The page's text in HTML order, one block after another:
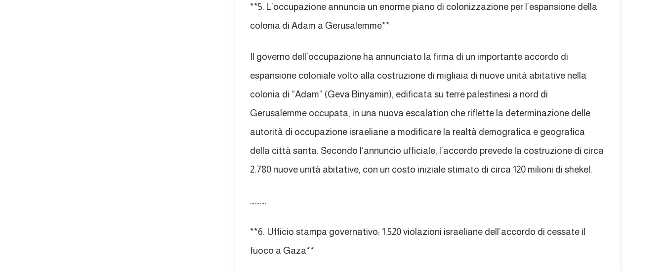
**5. L’occupazione annuncia un enorme piano di colonizzazione per l’espansione della
colonia di Adam a Gerusalemme**
Il governo dell’occupazione ha annunciato la firma di un importante accordo di
espansione coloniale volto alla costruzione di migliaia di nuove unità abitative nella
colonia di “Adam” (Geva Binyamin), edificata su terre palestinesi a nord di
Gerusalemme occupata, in una nuova escalation che riflette la determinazione delle
autorità di occupazione israeliane a modificare la realtà demografica e geografica
della città santa. Secondo l’annuncio ufficiale, l’accordo prevede la costruzione di circa
2.780 nuove unità abitative, con un costo iniziale stimato di circa 120 milioni di shekel.
……….
**6. Ufficio stampa governativo: 1.520 violazioni israeliane dell’accordo di cessate il
fuoco a Gaza**